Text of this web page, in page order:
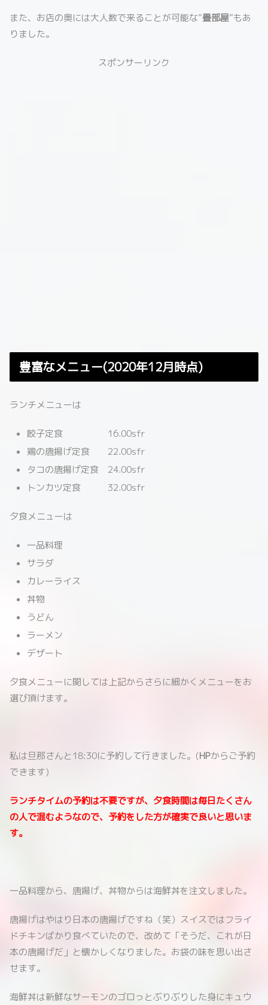
また、お店の奥には大人数で来ることが可能な”畳部屋”もあ
りました。
スポンサーリンク
豊富なメニュー(2020年12月時点)
ランチメニューは
餃子定食 16.00sfr
鶏の唐揚げ定食 22.00sfr
タコの唐揚げ定食 24.00sfr
トンカツ定食 32.00sfr
夕食メニューは
一品料理
サラダ
カレーライス
丼物
うどん
ラーメン
デザート
夕食メニューに関しては上記からさらに細かくメニューをお
選び頂けます。
私は旦那さんと18:30に予約して行きました。(HPからご予約
できます)
ランチタイムの予約は不要ですが、夕食時間は毎日たくさん
の人で混むようなので、予約をした方が確実で良いと思いま
す。
一品料理から、唐揚げ、丼物からは海鮮丼を注文しました。
唐揚げはやはり日本の唐揚げですね（笑）スイスではフライ
ドチキンばかり食べていたので、改めて「そうだ、これが日
本の唐揚げだ」と懐かしくなりました。お袋の味を思い出さ
せます。
海鮮丼は新鮮なサーモンのゴロっとぶりぶりした身にキュウ